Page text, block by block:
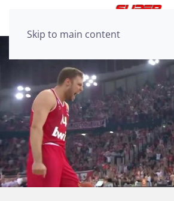
Skip to main content